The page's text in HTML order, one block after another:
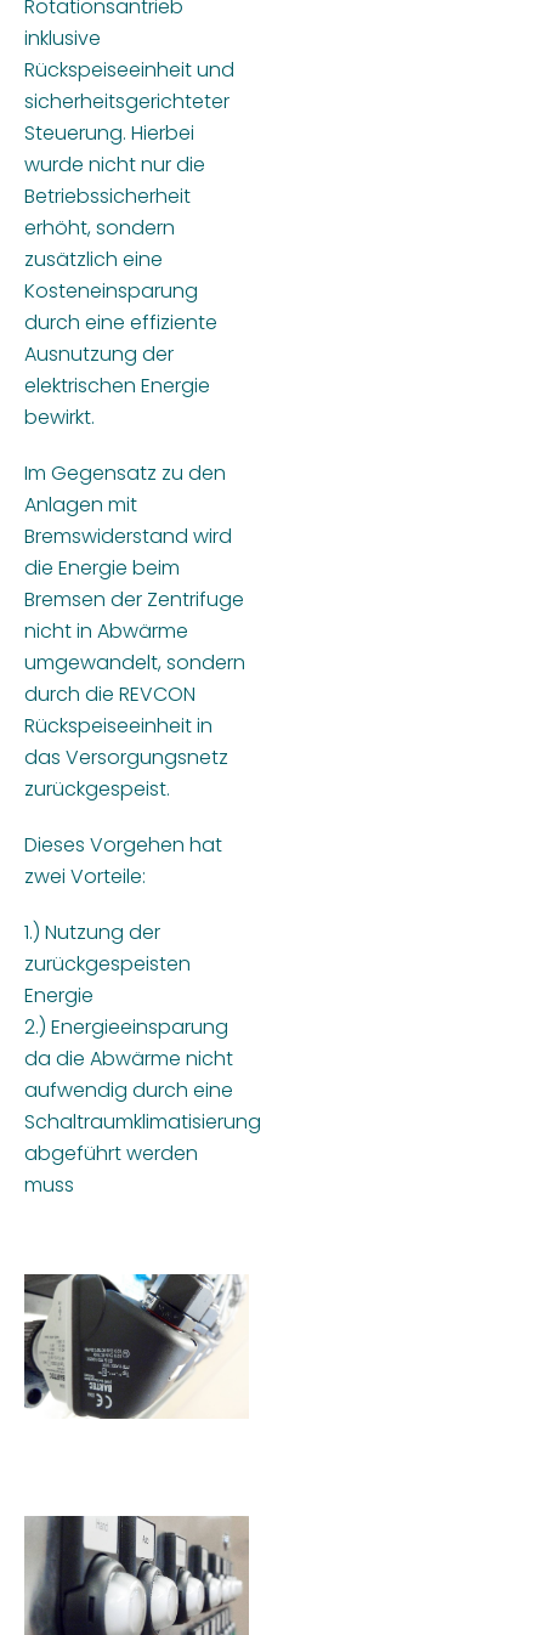
Rotationsantrieb
inklusive
Rückspeiseeinheit und
sicherheitsgerichteter
Steuerung. Hierbei
wurde nicht nur die
Betriebssicherheit
erhöht, sondern
zusätzlich eine
Kosteneinsparung
durch eine effiziente
Ausnutzung der
elektrischen Energie
bewirkt.
Im Gegensatz zu den
Anlagen mit
Bremswiderstand wird
die Energie beim
Bremsen der Zentrifuge
nicht in Abwärme
umgewandelt, sondern
durch die REVCON
Rückspeiseeinheit in
das Versorgungsnetz
zurückgespeist.
Dieses Vorgehen hat
zwei Vorteile:
1.) Nutzung der
zurückgespeisten
Energie
2.) Energieeinsparung
da die Abwärme nicht
aufwendig durch eine
Schaltraumklimatisierung
abgeführt werden
muss